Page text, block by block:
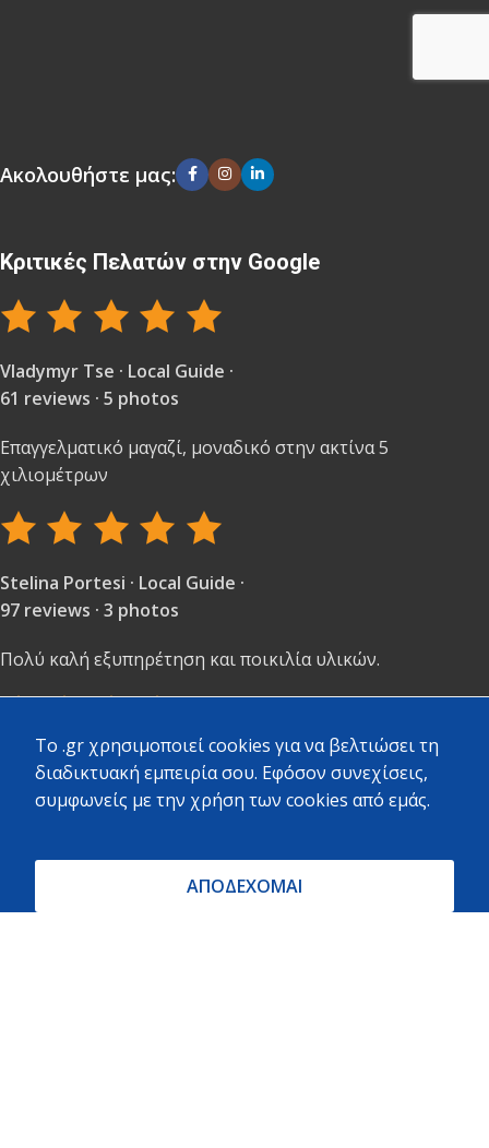
Ακολουθήστε μας:
Κριτικές Πελατών στην Google
Vladymyr Tse · Local Guide ·
61 reviews · 5 photos
Επαγγελματικό μαγαζί, μοναδικό στην ακτίνα 5
χιλιομέτρων
Stelina Portesi · Local Guide ·
97 reviews · 3 photos
Πολύ καλή εξυπηρέτηση και ποικιλία υλικών.
ΝΙΚΟΣ ΖΟΥΧΟΣΤΑΘΗΣ · Local Guide ·
524 reviews · 532 photos
πρόσχαρο να σε εξυπηρετήσει.
To .gr χρησιμοποιεί cookies για να βελτιώσει τη
διαδικτυακή εμπειρία σου. Εφόσον συνεχίσεις,
συμφωνείς με την χρήση των cookies από εμάς.
ΑΠΟΔΕΧΟΜΑΙ